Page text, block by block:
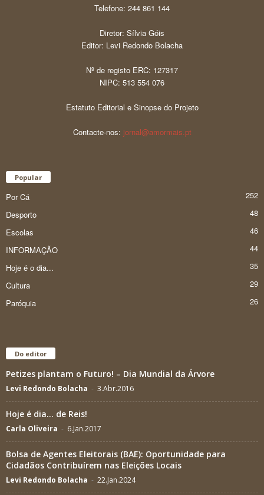
Telefone: 244 861 144
Diretor: Sílvia Góis
Editor: Levi Redondo Bolacha
Nº de registo ERC: 127317
NIPC: 513 554 076
Estatuto Editorial e Sinopse do Projeto
Contacte-nos: jornal@amormais.pt
Popular
Por Cá
252
Desporto
48
Escolas
46
INFORMAÇÃO
44
Hoje é o dia...
35
Cultura
29
Paróquia
26
Do editor
Petizes plantam o Futuro! – Dia Mundial da Árvore
Levi Redondo Bolacha - 3.Abr.2016
Hoje é dia… de Reis!
Carla Oliveira - 6.Jan.2017
Bolsa de Agentes Eleitorais (BAE): Oportunidade para
Cidadãos Contribuírem nas Eleições Locais
Levi Redondo Bolacha - 22.Jan.2024